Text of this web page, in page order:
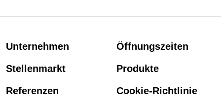
Unternehmen Öffnungszeiten
Stellenmarkt Produkte
Referenzen Cookie-Richtlinie